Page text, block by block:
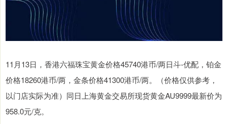
11月13日，香港六福珠宝黄金价格45740港币/两日斗-优配，铂金
价格18260港币/两，金条价格41300港币/两。（价格仅供参考，
以门店实际为准）同日上海黄金交易所现货黄金AU9999最新价为
958.0元/克。